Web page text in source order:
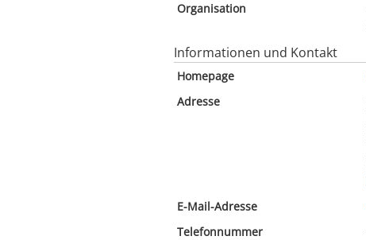
Organisation
Informationen und Kontakt
Homepage
Adresse
E-Mail-Adresse
Telefonnummer